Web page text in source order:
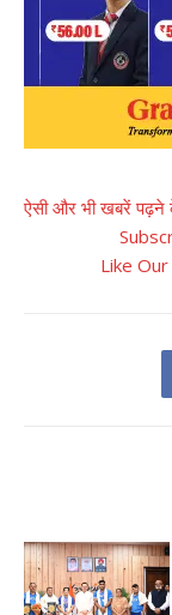
ऐसी और भी खबरें
Like